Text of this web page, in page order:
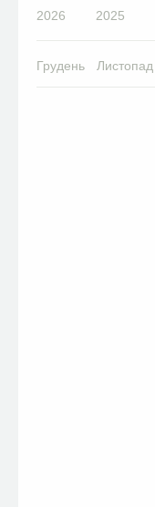
2026 2025
Грудень Листопад